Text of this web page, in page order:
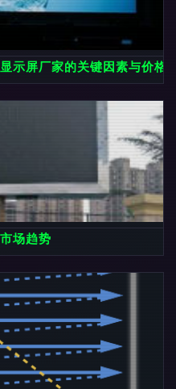
示屏厂家的关键因素与价格
场趋势